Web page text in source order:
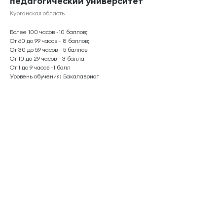
Курганская область
Более 100 часов -10 баллов;
От 60 до 99 часов - 8 баллов;
От 30 до 59 часов - 5 баллов
От 10 до 29 часов - 3 балла
От 1 до 9 часов -1 балл
Уровень обучения: Бакалавриат